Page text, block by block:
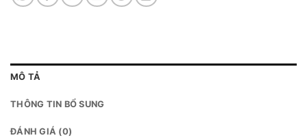
MÔ TẢ
THÔNG TIN BỔ SUNG
ĐÁNH GIÁ (0)